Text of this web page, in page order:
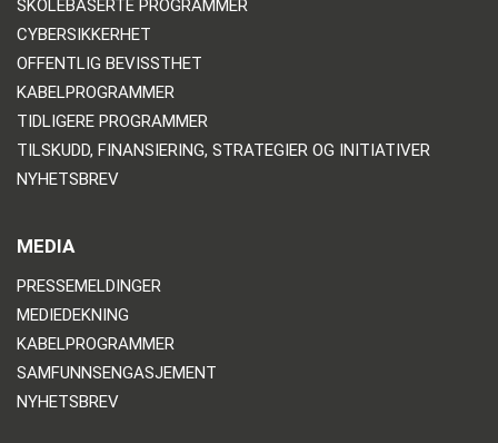
SKOLEBASERTE PROGRAMMER
CYBERSIKKERHET
OFFENTLIG BEVISSTHET
KABELPROGRAMMER
TIDLIGERE PROGRAMMER
TILSKUDD, FINANSIERING, STRATEGIER OG INITIATIVER
NYHETSBREV
MEDIA
PRESSEMELDINGER
MEDIEDEKNING
KABELPROGRAMMER
SAMFUNNSENGASJEMENT
NYHETSBREV